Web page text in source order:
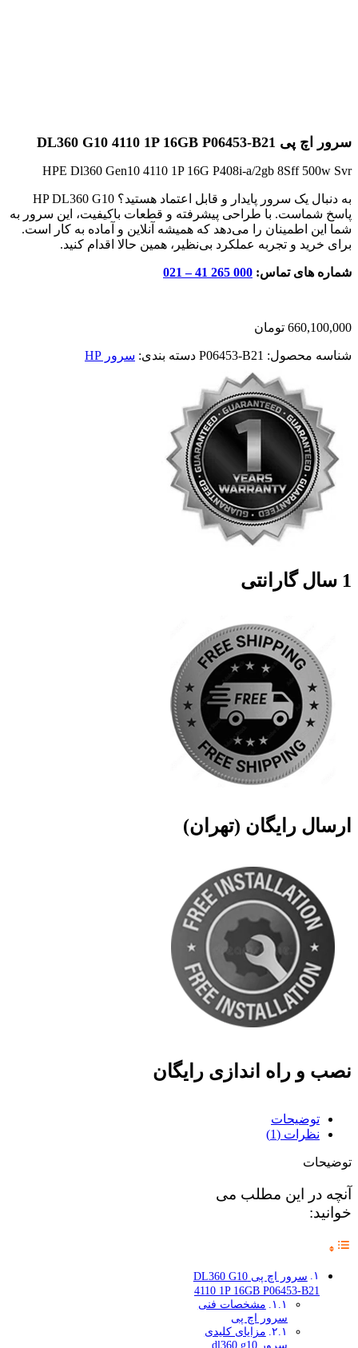
سرور اچ پی DL360 G10 4110 1P 16GB P06453-B21
HPE Dl360 Gen10 4110 1P 16G P408i-a/2gb 8Sff 500w Svr
به دنبال یک سرور پایدار و قابل اعتماد هستید؟ HP DL360 G10
پاسخ شماست. با طراحی پیشرفته و قطعات باکیفیت، این سرور به
شما این اطمینان را می‌دهد که همیشه آنلاین و آماده به کار است.
برای خرید و تجربه عملکرد بی‌نظیر، همین حالا اقدام کنید.
شماره های تماس: 000 265 41 – 021
660,100,000 تومان
شناسه محصول: P06453-B21 دسته بندی: سرور HP
1 سال گارانتی
ارسال رایگان (تهران)
نصب و راه اندازی رایگان
توضیحات
نظرات (1)
توضیحات
آنچه در این مطلب می
خوانید:
سرور اچ پی DL360 G10
4110 1P 16GB P06453-B21
مشخصات فنی
سرور اچ پی
مزایای کلیدی
سرور dl360 g10